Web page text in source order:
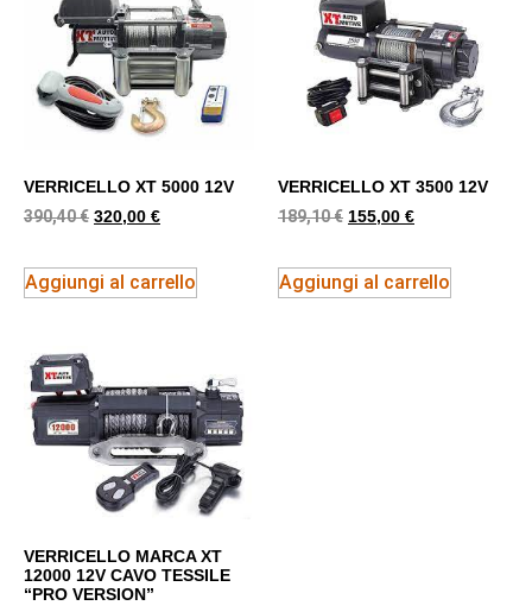
VERRICELLO XT 5000 12V
390,40€ 320,00 €
Aggiungi al carrello
VERRICELLO XT 3500 12V
189,10€ 155,00 €
Aggiungi al carrello
VERRICELLO MARCA XT
12000 12V CAVO TESSILE
“PRO VERSION”